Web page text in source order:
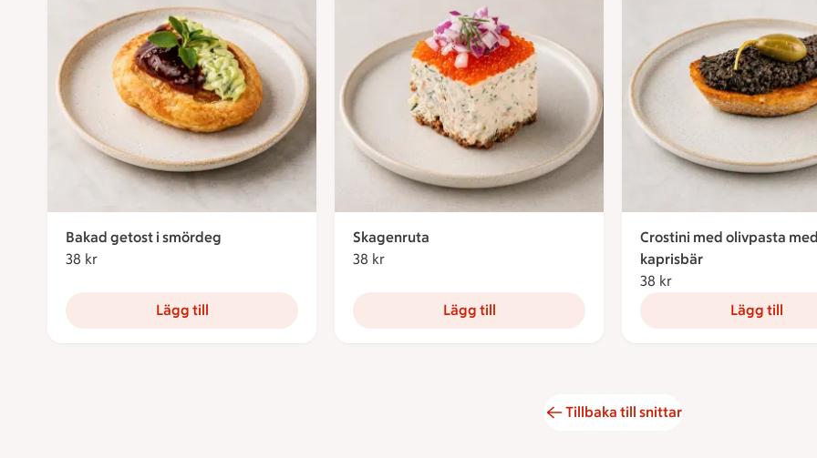
Bakad getost i smördeg
38 kr
Lägg till
Skagenruta
38 kr
Lägg till
Crostini med olivpasta med
kaprisbär
38 kr
Lägg till
Tillbaka till snittar